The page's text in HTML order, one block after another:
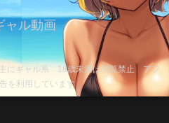
ャル動画
にギャル系 18歳未満は閲覧禁止 アフ
を利用しています